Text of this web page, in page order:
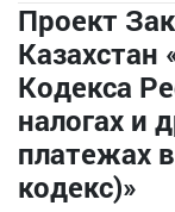
Проект
Казахстан
Кодекса
налогах и
платежах
кодекс)»